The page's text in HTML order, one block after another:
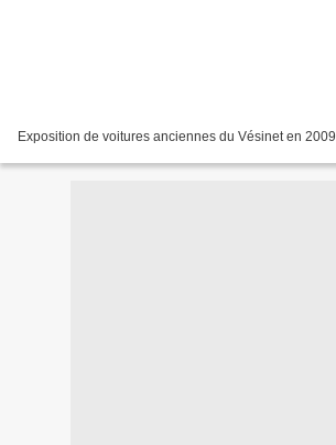
Exposition de voitures anciennes du Vésinet en 2009